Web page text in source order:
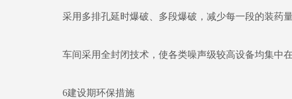
采用多排孔延时爆破、多段爆破，减少每一段的装药量
车间采用全封闭技术，使各类噪声级较高设备均集中在
6建设期环保措施